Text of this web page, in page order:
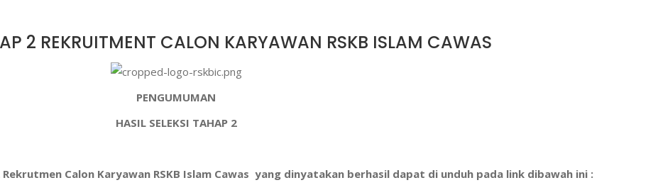
2 REKRUITMENT CALON KARYAWAN RSKB ISLAM CAWAS
PENGUMUMAN
HASIL SELEKSI TAHAP 2
Calon Karyawan RSKB Islam Cawas yang dinyatakan berhasil dapat di unduh pada link dibawah ini :